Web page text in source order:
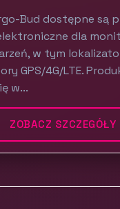
Bud dostępne są
dla
w tym
GPS/4G/LTE.
w...
ZOBACZ SZCZEGÓŁY